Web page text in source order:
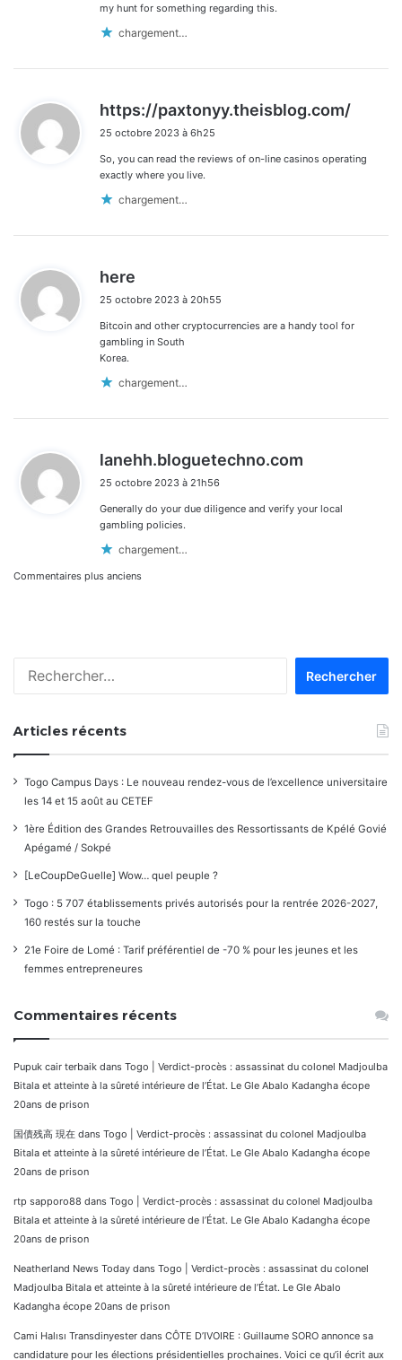
my hunt for something regarding this.
chargement…
https://paxtonyy.theisblog.com/
25 octobre 2023 à 6h25
So, you can read the reviews of on-line casinos operating
exactly where you live.
chargement…
here
t
:
25 octobre 2023 à 20h55
Bitcoin and other cryptocurrencies are a handy tool for
gambling in South
Korea.
chargement…
lanehh.bloguetechno.com
25 octobre 2023 à 21h56
Generally do your due diligence and verify your local
gambling policies.
chargement…
Navigation
commentaires
Commentaires plus anciens
Articles récents
Togo Campus Days : Le nouveau rendez-vous de l’excellence universitaire
les 14 et 15 août au CETEF
1ère Édition des Grandes Retrouvailles des Ressortissants de Kpélé Govié
Apégamé / Sokpé
[LeCoupDeGuelle] Wow… quel peuple ?
Togo : 5 707 établissements privés autorisés pour la rentrée 2026-2027,
160 restés sur la touche
21e Foire de Lomé : Tarif préférentiel de -70 % pour les jeunes et les
femmes entrepreneures
Commentaires récents
Pupuk cair terbaik dans Togo | Verdict-procès : assassinat du colonel Madjoulba
Bitala et atteinte à la sûreté intérieure de l’État. Le Gle Abalo Kadangha écope
20ans de prison
国債残高 現在 dans Togo | Verdict-procès : assassinat du colonel Madjoulba
Bitala et atteinte à la sûreté intérieure de l’État. Le Gle Abalo Kadangha écope
20ans de prison
rtp sapporo88 dans Togo | Verdict-procès : assassinat du colonel Madjoulba
Bitala et atteinte à la sûreté intérieure de l’État. Le Gle Abalo Kadangha écope
20ans de prison
Neatherland News Today dans Togo | Verdict-procès : assassinat du colonel
Madjoulba Bitala et atteinte à la sûreté intérieure de l’État. Le Gle Abalo
Kadangha écope 20ans de prison
Cami Halısı Transdinyester dans CÔTE D’IVOIRE : Guillaume SORO annonce sa
candidature pour les élections présidentielles prochaines. Voici ce qu’il écrit aux